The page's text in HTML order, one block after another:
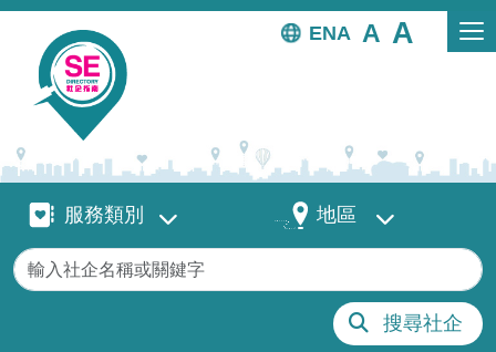
移至主內容
EN
服務類別服務類別 地區 地區
關鍵字
搜尋社企